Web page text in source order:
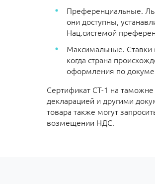
Преференциальные.
они доступны,
Нац.системой
Максимальные. Ставки
когда страна
оформления по
Сертификат СТ-1 на
декларацией и другими
товара также могут
возмещении НДС.